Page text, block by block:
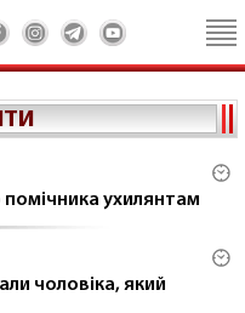
ухилянтам
чоловіка, який